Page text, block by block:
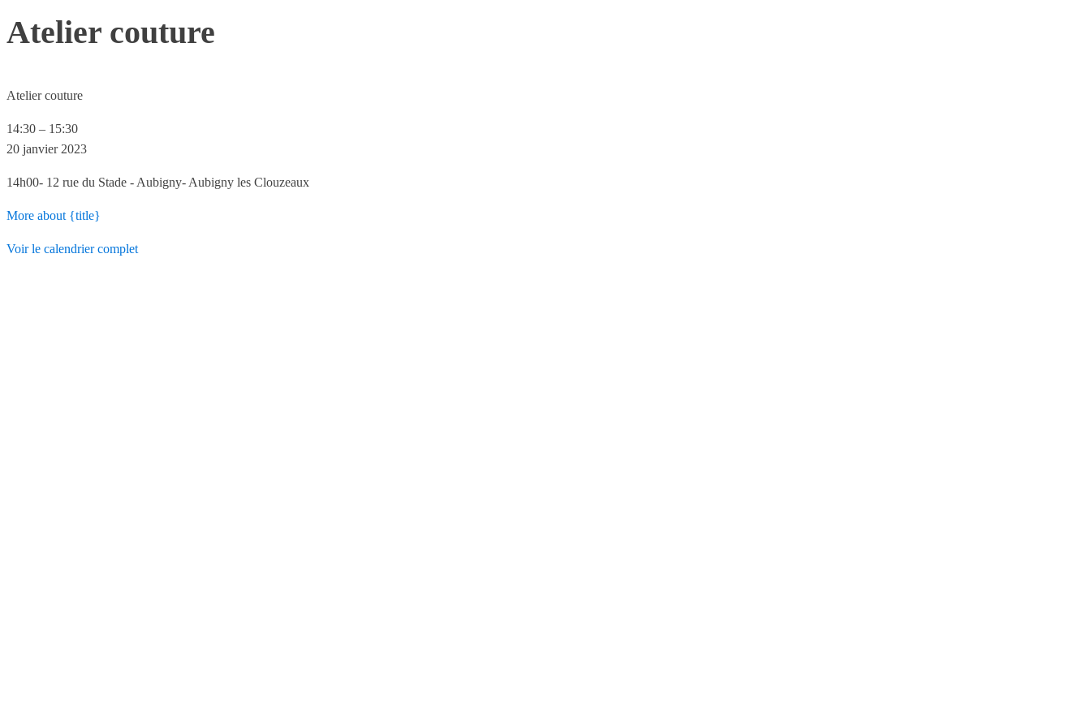
Atelier couture
Atelier couture
14:30 – 15:30
20 janvier 2023
14h00- 12 rue du Stade - Aubigny- Aubigny les Clouzeaux
More about {title}
Voir le calendrier complet